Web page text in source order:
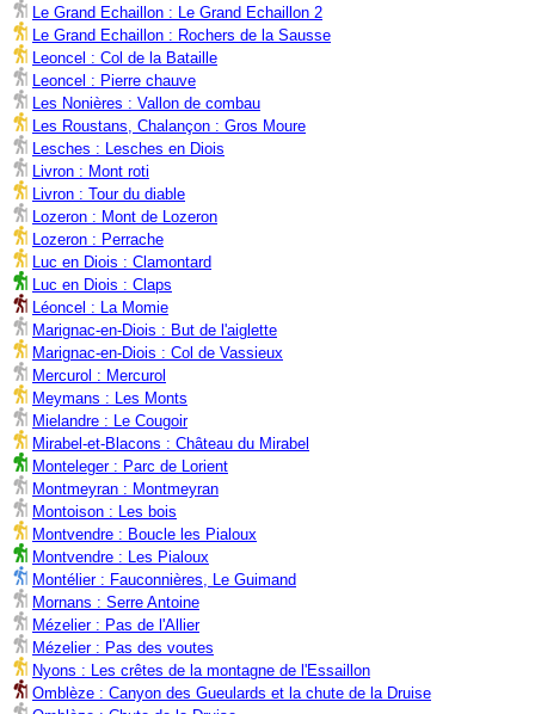
Le Grand Echaillon : Le Grand Echaillon 2
Le Grand Echaillon : Rochers de la Sausse
Leoncel : Col de la Bataille
Leoncel : Pierre chauve
Les Nonières : Vallon de combau
Les Roustans, Chalançon : Gros Moure
Lesches : Lesches en Diois
Livron : Mont roti
Livron : Tour du diable
Lozeron : Mont de Lozeron
Lozeron : Perrache
Luc en Diois : Clamontard
Luc en Diois : Claps
Léoncel : La Momie
Marignac-en-Diois : But de l'aiglette
Marignac-en-Diois : Col de Vassieux
Mercurol : Mercurol
Meymans : Les Monts
Mielandre : Le Cougoir
Mirabel-et-Blacons : Château du Mirabel
Monteleger : Parc de Lorient
Montmeyran : Montmeyran
Montoison : Les bois
Montvendre : Boucle les Pialoux
Montvendre : Les Pialoux
Montélier : Fauconnières, Le Guimand
Mornans : Serre Antoine
Mézelier : Pas de l'Allier
Mézelier : Pas des voutes
Nyons : Les crêtes de la montagne de l'Essaillon
Omblèze : Canyon des Gueulards et la chute de la Druise